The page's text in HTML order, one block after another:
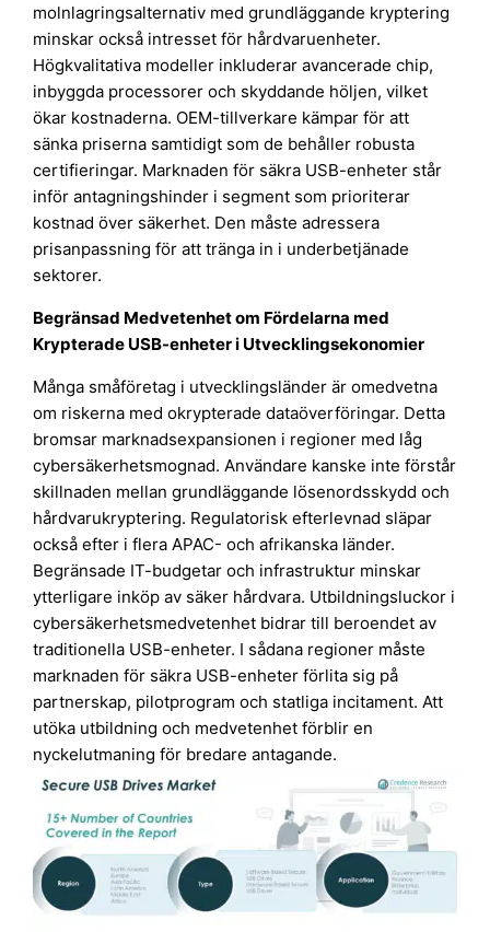
molnlagringsalternativ med grundläggande kryptering
minskar också intresset för hårdvaruenheter.
Högkvalitativa modeller inkluderar avancerade chip,
inbyggda processorer och skyddande höljen, vilket
ökar kostnaderna. OEM-tillverkare kämpar för att
sänka priserna samtidigt som de behåller robusta
certifieringar. Marknaden för säkra USB-enheter står
inför antagningshinder i segment som prioriterar
kostnad över säkerhet. Den måste adressera
prisanpassning för att tränga in i underbetjänade
sektorer.
Begränsad Medvetenhet om Fördelarna med
Krypterade USB-enheter i Utvecklingsekonomier
Många småföretag i utvecklingsländer är omedvetna
om riskerna med okrypterade dataöverföringar. Detta
bromsar marknadsexpansionen i regioner med låg
cybersäkerhetsmognad. Användare kanske inte förstår
skillnaden mellan grundläggande lösenordsskydd och
hårdvarukryptering. Regulatorisk efterlevnad släpar
också efter i flera APAC- och afrikanska länder.
Begränsade IT-budgetar och infrastruktur minskar
ytterligare inköp av säker hårdvara. Utbildningsluckor i
cybersäkerhetsmedvetenhet bidrar till beroendet av
traditionella USB-enheter. I sådana regioner måste
marknaden för säkra USB-enheter förlita sig på
partnerskap, pilotprogram och statliga incitament. Att
utöka utbildning och medvetenhet förblir en
nyckelutmaning för bredare antagande.